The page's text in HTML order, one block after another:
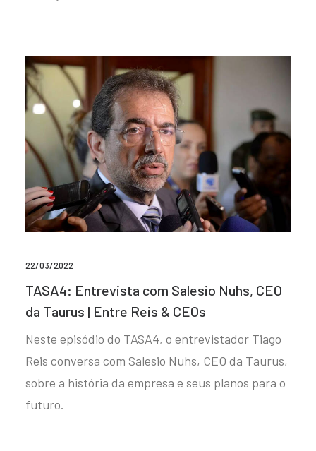
22/03/2022
TASA4: Entrevista com Salesio Nuhs, CEO
da Taurus | Entre Reis & CEOs
Neste episódio do TASA4, o entrevistador Tiago
Reis conversa com Salesio Nuhs, CEO da Taurus,
sobre a história da empresa e seus planos para o
futuro.